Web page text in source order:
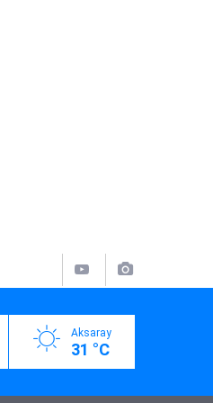
Aksaray
31 °C